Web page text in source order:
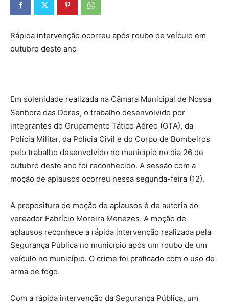
Rápida intervenção ocorreu após roubo de veículo em
outubro deste ano
Em solenidade realizada na Câmara Municipal de Nossa
Senhora das Dores, o trabalho desenvolvido por
integrantes do Grupamento Tático Aéreo (GTA), da
Polícia Militar, da Polícia Civil e do Corpo de Bombeiros
pelo trabalho desenvolvido no município no dia 26 de
outubro deste ano foi reconhecido. A sessão com a
moção de aplausos ocorreu nessa segunda-feira (12).
A propositura de moção de aplausos é de autoria do
vereador Fabrício Moreira Menezes. A moção de
aplausos reconhece a rápida intervenção realizada pela
Segurança Pública no município após um roubo de um
veículo no município. O crime foi praticado com o uso de
arma de fogo.
Com a rápida intervenção da Segurança Pública, um